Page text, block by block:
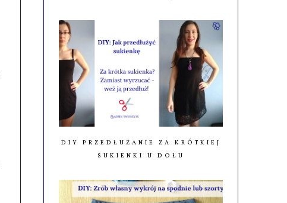
DIY PRZEDŁUŻANIE ZA KRÓTKIEJ
SUKIENKI U DOŁU